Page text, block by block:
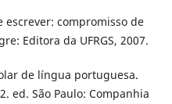
escrever: compromisso de
Editora da UFRGS, 2007.
de língua portuguesa.
ed. São Paulo: Companhia